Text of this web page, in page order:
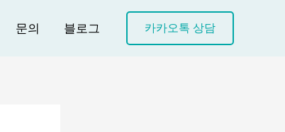
문의 블로그 카카오톡 상담